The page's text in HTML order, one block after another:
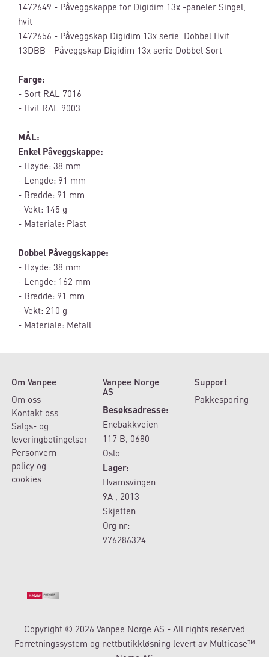
1472649 - Påveggskappe for Digidim 13x -paneler Singel,
hvit
1472656 - Påveggskap Digidim 13x serie Dobbel Hvit
13DBB - Påveggskap Digidim 13x serie Dobbel Sort
Farge:
- Sort RAL 7016
- Hvit RAL 9003
MÅL:
Enkel Påveggskappe:
- Høyde: 38 mm
- Lengde: 91 mm
- Bredde: 91 mm
- Vekt: 145 g
- Materiale: Plast
Dobbel Påveggskappe:
- Høyde: 38 mm
- Lengde: 162 mm
- Bredde: 91 mm
- Vekt: 210 g
- Materiale: Metall
Om Vanpee
Om oss
Kontakt oss
Salgs- og
leveringbetingelser
Personvern
policy og
cookies
Vanpee Norge
AS
Besøksadresse:
Enebakkveien
117 B, 0680
Oslo
Lager:
Hvamsvingen
9A , 2013
Skjetten
Org nr:
976286324
Support
Pakkesporing
Copyright © 2026 Vanpee Norge AS - All rights reserved
Forretningssystem og nettbutikkløsning levert av Multicase™